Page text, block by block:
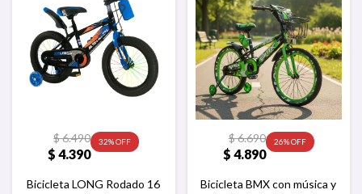
$ 4.390
$6.490 32
Bicicleta LONG Rodado 16
$ 4.890
$6.690 26
Bicicleta BMX con música y